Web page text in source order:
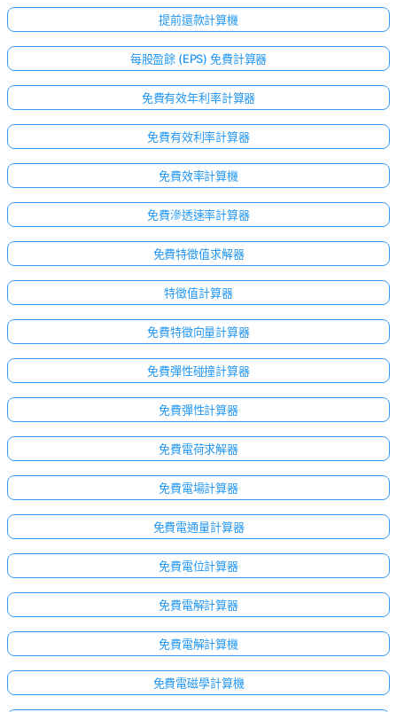
點擊
入！
提前還款計算機
每股盈餘 (EPS) 免費計算器
免費有效年利率計算器
免費有效利率計算器
免費效率計算機
免費滲透速率計算器
免費特徵值求解器
特徵值計算器
免費特徵向量計算器
免費彈性碰撞計算器
免費彈性計算器
免費電荷求解器
免費電場計算器
免費電通量計算器
免費電位計算器
免費電解計算器
免費電解計算機
免費電磁學計算機